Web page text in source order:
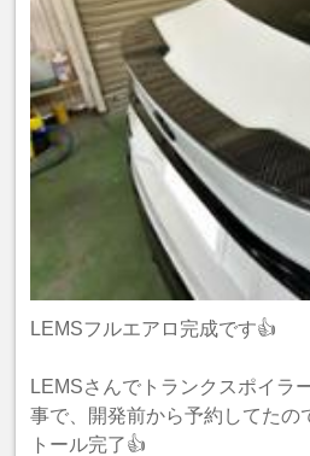
LEMSフルエアロ完成です👍
LEMSさんでトランクスポイラ
事で、開発前から予約してたの
トール完了👍